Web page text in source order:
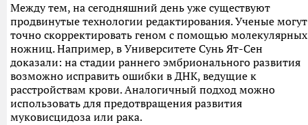
Между тем, на сегодняшний день уже существуют
продвинутые технологии редактирования. Ученые могут
точно скорректировать геном с помощью молекулярных
ножниц. Например, в Университете Сунь Ят-Сен
доказали: на стадии раннего эмбрионального развития
возможно исправить ошибки в ДНК, ведущие к
расстройствам крови. Аналогичный подход можно
использовать для предотвращения развития
муковисцидоза или рака.